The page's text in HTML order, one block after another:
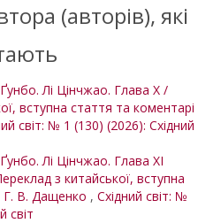
(авторів), які
Лі Цінчжао. Глава Х /
вступна стаття та коментарі
світ: № 1 (130) (2026): Східний
Лі Цінчжао. Глава ХІ
з китайської, вступна
Г. В. Дащенко , Східний світ: №
світ